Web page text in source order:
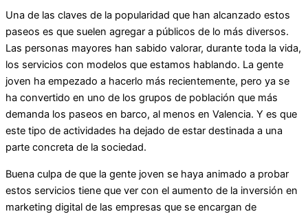
Una de las claves de la popularidad que han alcanzado estos
paseos es que suelen agregar a públicos de lo más diversos.
Las personas mayores han sabido valorar, durante toda la vida,
los servicios con modelos que estamos hablando. La gente
joven ha empezado a hacerlo más recientemente, pero ya se
ha convertido en uno de los grupos de población que más
demanda los paseos en barco, al menos en Valencia. Y es que
este tipo de actividades ha dejado de estar destinada a una
parte concreta de la sociedad.
Buena culpa de que la gente joven se haya animado a probar
estos servicios tiene que ver con el aumento de la inversión en
marketing digital de las empresas que se encargan de